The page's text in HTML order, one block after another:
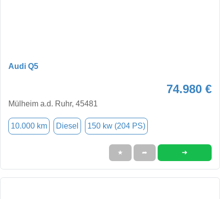
Audi Q5
74.980 €
Mülheim a.d. Ruhr, 45481
10.000 km Diesel 150 kw (204 PS)
★ ➦ ➜